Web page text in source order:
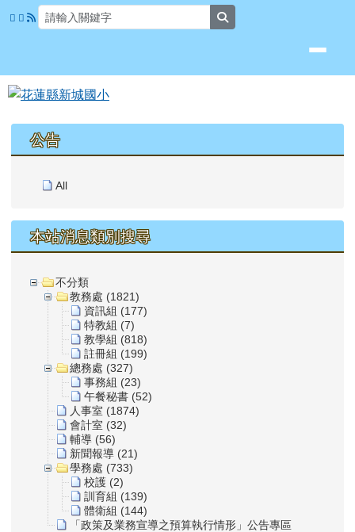
跳至主內容區
花蓮縣新城國小
上中區域內容
公告
All
本站消息類別搜尋
不分類
教務處 (1821)
資訊組 (177)
特教組 (7)
教學組 (818)
註冊組 (199)
總務處 (327)
事務組 (23)
午餐秘書 (52)
人事室 (1874)
會計室 (32)
輔導 (56)
新聞報導 (21)
學務處 (733)
校護 (2)
訓育組 (139)
體衛組 (144)
「政策及業務宣導之預算執行情形」公告專區
頁尾區域